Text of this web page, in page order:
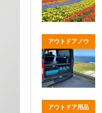
アウトドアノウ
ハウ
アウトドア用品